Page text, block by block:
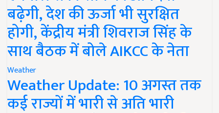
बढ़ेगी, देश की ऊर्जा भी सुरक्षित
होगी, केंद्रीय मंत्री शिवराज सिंह के
साथ बैठक में बोले AIKCC के नेता
Weather
Weather Update: 10 अगस्त तक
कई राज्यों में भारी से अति भारी